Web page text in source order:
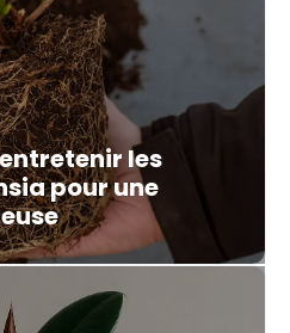
les
pour une